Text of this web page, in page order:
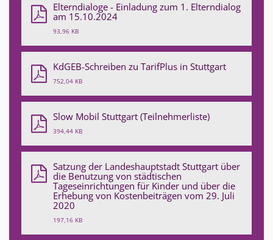
Elterndialoge - Einladung zum 1. Elterndialog
am 15.10.2024
93,96 KB
KdGEB-Schreiben zu TarifPlus in Stuttgart
752,04 KB
Slow Mobil Stuttgart (Teilnehmerliste)
394,44 KB
Satzung der Landeshauptstadt Stuttgart über
die Benutzung von städtischen
Tageseinrichtungen für Kinder und über die
Erhebung von Kostenbeiträgen vom 29. Juli
2020
197,16 KB